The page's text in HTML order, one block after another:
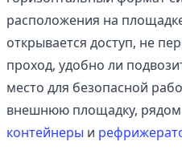
расположения на
открывается доступ, не
проход, удобно ли
место для безопасной
внешнюю площадку,
контейнеры и